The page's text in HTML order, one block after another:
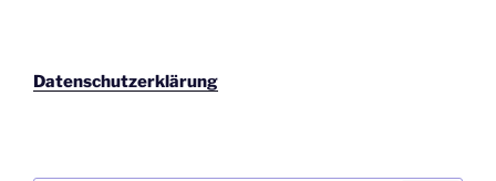
Datenschutzerklärung